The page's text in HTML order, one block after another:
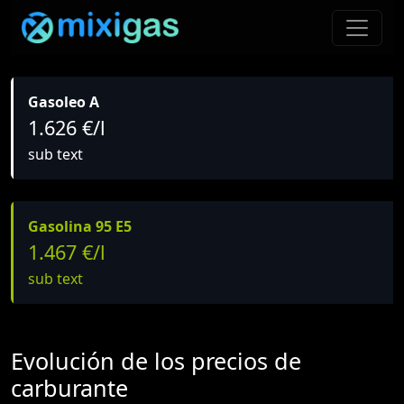
Gasoleo A
1.626 €/l
sub text
Gasolina 95 E5
1.467 €/l
sub text
Evolución de los precios de
carburante